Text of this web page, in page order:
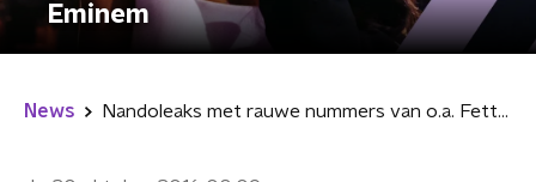
Eminem
News Nandoleaks met rauwe nummers van o.a. Fetty Wap, 2 Chainz en Eminem